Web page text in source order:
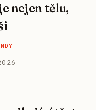
nejen tělu,